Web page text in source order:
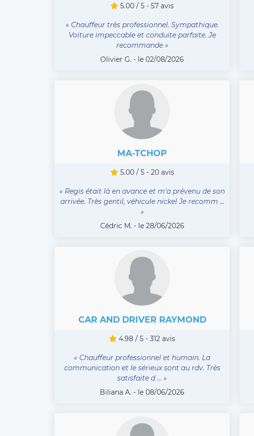
5.00 / 5 - 57 avis
« Chauffeur très professionnel. Sympathique.
Voiture impeccable et conduite parfaite. Je
recommande »
Olivier G. - le 02/08/2026
MA-TCHOP
5.00 / 5 - 20 avis
« Regis était là en avance et m'a prévenu de son
arrivée. Très gentil, véhicule nickel Je recomm ...
»
Cédric M. - le 28/06/2026
CAR AND DRIVER RAYMOND
4.98 / 5 - 312 avis
« Chauffeur professionnel et humain. La
communication et le sérieux sont au rdv. Très
satisfaite d ... »
Biliana A. - le 08/06/2026